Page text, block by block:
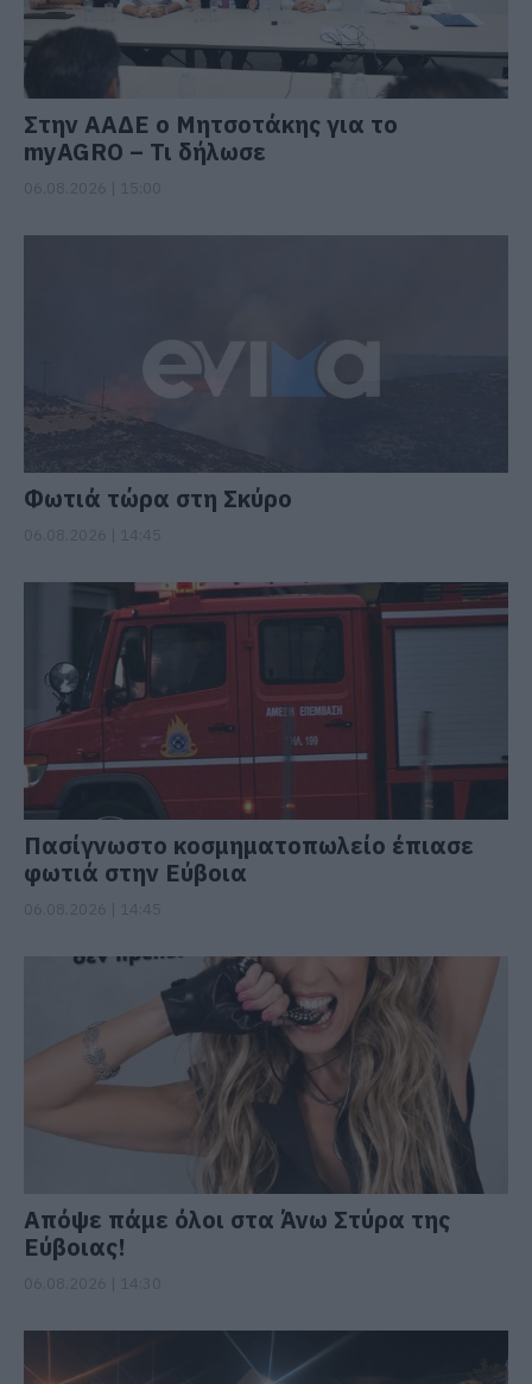
Στην ΑΑΔΕ ο Μητσοτάκης για το
myAGRO – Τι δήλωσε
Φωτιά τώρα στη Σκύρο
Πασίγνωστο κοσμηματοπωλείο έπιασε
φωτιά στην Εύβοια
Απόψε πάμε όλοι στα Άνω Στύρα της
Εύβοιας!